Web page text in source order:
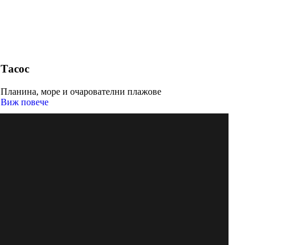
Тасос
Планина, море и очарователни плажове
Виж повече